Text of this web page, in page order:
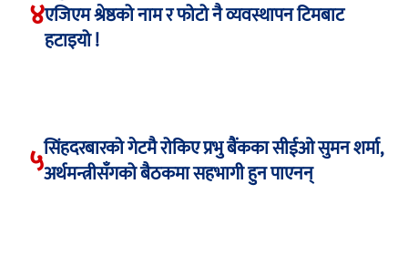
४एजिएम श्रेष्ठको नाम र फोटो नै व्यवस्थापन टिमबाट
हटाइयो !
५सिंहदरबारको गेटमै रोकिए प्रभु बैंकका सीईओ सुमन शर्मा,
अर्थमन्त्रीसँगको बैठकमा सहभागी हुन पाएनन्